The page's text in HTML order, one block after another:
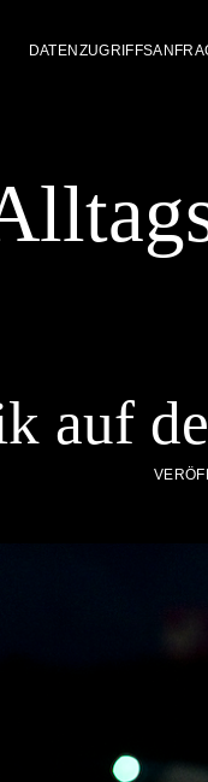
auf